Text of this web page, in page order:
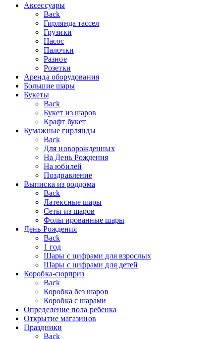
Аксессуары
Back
Гирлянда тассел
Грузики
Насос
Палочки
Разное
Розетки
Аренда оборудования
Большие шары
Букеты
Back
Букет из шаров
Крафт букет
Бумажные гирлянды
Back
Для новорожденных
На День Рождения
На юбилей
Поздравление
Выписка из роддома
Back
Латексные шары
Сеты из шаров
Фольгированные шары
День Рождения
Back
1 год
Шары с цифрами для взрослых
Шары с цифрами для детей
Коробка-сюрприз
Back
Коробка без шаров
Коробка с шарами
Определение пола ребенка
Открытие магазинов
Праздники
Back